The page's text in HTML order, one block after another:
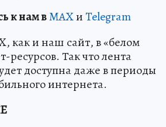
к нам вMAXиTelegram
как и наш сайт, в «белом
ресурсов. Так что лента
доступна даже в периоды
интернета.